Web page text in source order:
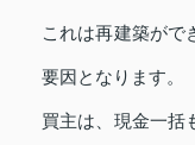
これは再建築がで
要因となります。
買主は、現金一括